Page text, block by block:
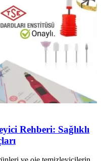
Rehberi: Sağlıklı